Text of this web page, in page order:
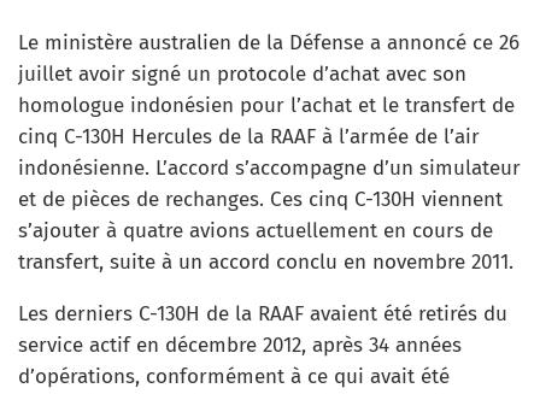
Le ministère australien de la Défense a annoncé ce 26
juillet avoir signé un protocole d’achat avec son
homologue indonésien pour l’achat et le transfert de
cinq C-130H Hercules de la RAAF à l’armée de l’air
indonésienne. L’accord s’accompagne d’un simulateur
et de pièces de rechanges. Ces cinq C-130H viennent
s’ajouter à quatre avions actuellement en cours de
transfert, suite à un accord conclu en novembre 2011.
Les derniers C-130H de la RAAF avaient été retirés du
service actif en décembre 2012, après 34 années
d’opérations, conformément à ce qui avait été